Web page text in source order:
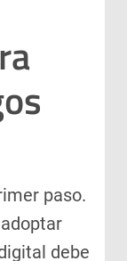
paso.
debe